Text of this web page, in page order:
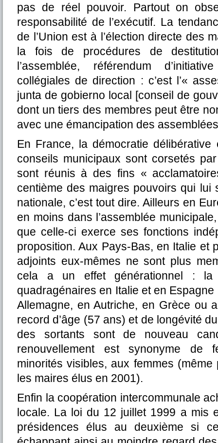
pas de réel pouvoir. Partout on
responsabilité de l’exécutif. La
de l’Union est à l’élection directe des
la fois de procédures de
l’assemblée, référendum
collégiales de direction : c’est l’«
junta de gobierno local [conseil de
dont un tiers des membres peut être
avec une émancipation des
En France, la démocratie délibérative
conseils municipaux sont corsetés
sont réunis à des fins «
centième des maigres pouvoirs qui lui
nationale, c’est tout dire. Ailleurs en
en moins dans l’assemblée
que celle-ci exerce ses fonctions
proposition. Aux Pays-Bas, en Italie et
adjoints eux-mêmes ne sont plus
cela a un effet générationnel : la
quadragénaires en Italie et en
Allemagne, en Autriche, en Grèce ou
record d’âge (57 ans) et de longévité
des sortants sont de nouveau
renouvellement est synonyme de
minorités visibles, aux femmes (même
les maires élus en 2001).
Enfin la coopération intercommunale
locale. La loi du 12 juillet 1999 a mis
présidences élus au deuxième si